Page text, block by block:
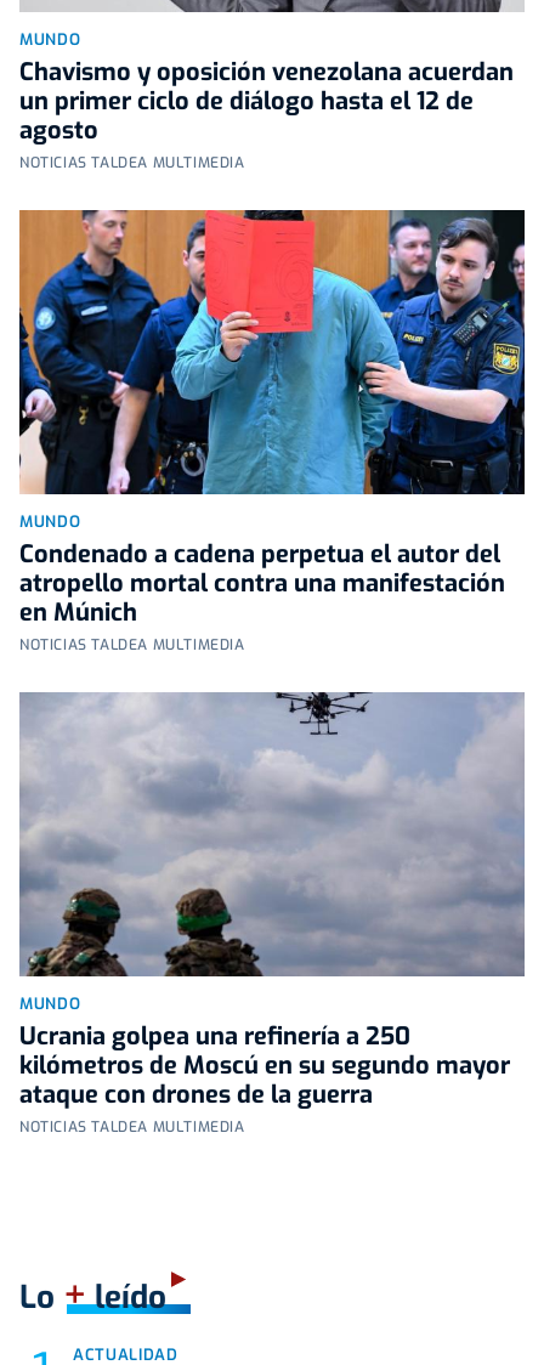
MUNDO
Chavismo y oposición venezolana acuerdan
un primer ciclo de diálogo hasta el 12 de
agosto
NOTICIAS TALDEA MULTIMEDIA
MUNDO
Condenado a cadena perpetua el autor del
atropello mortal contra una manifestación
en Múnich
NOTICIAS TALDEA MULTIMEDIA
MUNDO
Ucrania golpea una refinería a 250
kilómetros de Moscú en su segundo mayor
ataque con drones de la guerra
NOTICIAS TALDEA MULTIMEDIA
Lo +leído
ACTUALIDAD